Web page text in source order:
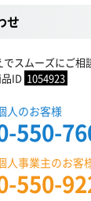
せ
でスムーズにご相
ID 1054923
人のお客様
550-
人事業主のお客
550-